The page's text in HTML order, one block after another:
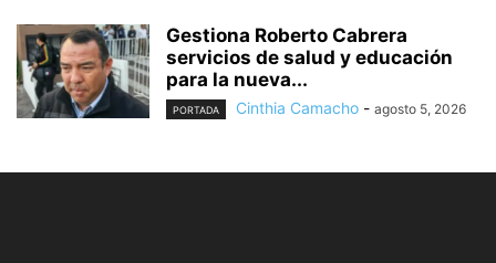
Gestiona Roberto Cabrera
servicios de salud y educación
para la nueva...
PORTADA Cinthia Camacho - agosto 5, 2026